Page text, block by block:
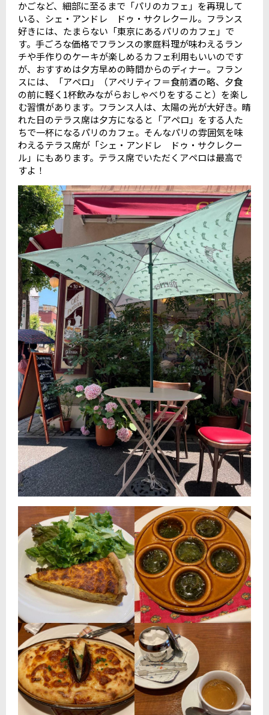
かごなど、細部に至るまで「パリのカフェ」を再現して
いる、シェ・アンドレ ドゥ・サクレクール。フランス
好きには、たまらない「東京にあるパリのカフェ」で
す。手ごろな価格でフランスの家庭料理が味わえるラン
チや手作りのケーキが楽しめるカフェ利用もいいのです
が、おすすめは夕方早めの時間からのディナー。フラン
スには、「アペロ」（アペリティフ＝食前酒の略、夕食
の前に軽く1杯飲みながらおしゃべりをすること）を楽し
む習慣があります。フランス人は、太陽の光が大好き。晴
れた日のテラス席は夕方になると「アペロ」をする人た
ちで一杯になるパリのカフェ。そんなパリの雰囲気を味
わえるテラス席が「シェ・アンドレ ドゥ・サクレクー
ル」にもあります。テラス席でいただくアペロは最高で
すよ！